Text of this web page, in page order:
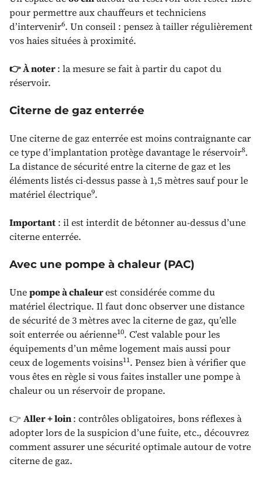
pour permettre aux chauffeurs et techniciens
d’intervenir6. Un conseil : pensez à tailler régulièrement
vos haies situées à proximité.
👉 À noter: la mesure se fait à partir du capot du
réservoir.
Citerne de gaz enterrée
Une citerne de gaz enterrée est moins contraignante car
ce type d’implantation protège davantage le réservoir8.
La distance de sécurité entre la citerne de gaz et les
éléments listés ci-dessus passe à 1,5 mètres sauf pour le
matériel électrique9.
Important : il est interdit de bétonner au-dessus d’une
citerne enterrée.
Avec une pompe à chaleur (PAC)
Unepompe à chaleurest considérée comme du
matériel électrique. Il faut donc observer une distance
de sécurité de 3 mètres avec la citerne de gaz, qu’elle
soit enterrée ou aérienne10. C’est valable pour les
équipements d’un même logement mais aussi pour
ceux de logements voisins11. Pensez bien à vérifier que
vous êtes en règle si vous faites installer une pompe à
chaleur ou un réservoir de propane.
👉 Aller + loin: contrôles obligatoires, bons réflexes à
adopter lors de la suspicion d’une fuite, etc., découvrez
comment assurer une sécurité optimale autour de votre
citerne de gaz.